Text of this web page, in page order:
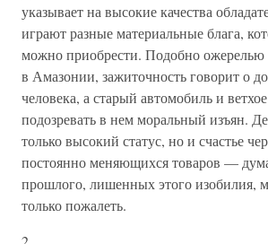
указывает на высокие качества
играют разные материальные блага,
можно приобрести. Подобно ожерелью
в Амазонии, зажиточность говорит о
человека, а старый автомобиль и
подозревать в нем моральный изъян.
только высокий статус, но и счастье
постоянно меняющихся товаров —
прошлого, лишенных этого изобилия,
только пожалеть.